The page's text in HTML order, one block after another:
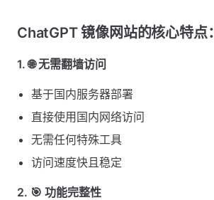
ChatGPT 镜像网站的核心特点：
1. 🌐 无需翻墙访问
基于国内服务器部署
直接使用国内网络访问
无需任何特殊工具
访问速度快且稳定
2. 🎯 功能完整性